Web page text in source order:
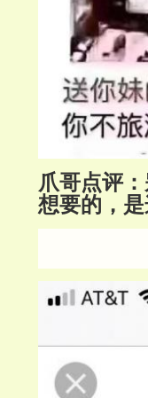
爪哥点评
想要的，